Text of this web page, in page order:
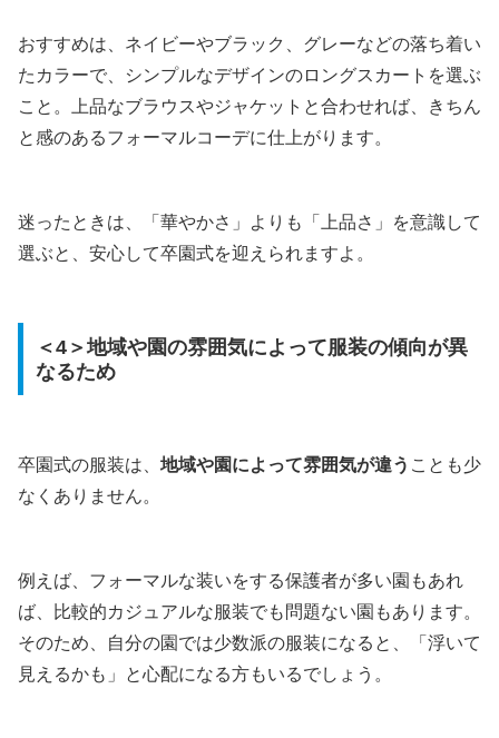
おすすめは、ネイビーやブラック、グレーなどの落ち着い
たカラーで、シンプルなデザインのロングスカートを選ぶ
こと。上品なブラウスやジャケットと合わせれば、きちん
と感のあるフォーマルコーデに仕上がります。
迷ったときは、「華やかさ」よりも「上品さ」を意識して
選ぶと、安心して卒園式を迎えられますよ。
＜4＞地域や園の雰囲気によって服装の傾向が異
なるため
卒園式の服装は、 地域や園によって雰囲気が違う ことも少
なくありません。
例えば、フォーマルな装いをする保護者が多い園もあれ
ば、比較的カジュアルな服装でも問題ない園もあります。
そのため、自分の園では少数派の服装になると、「浮いて
見えるかも」と心配になる方もいるでしょう。